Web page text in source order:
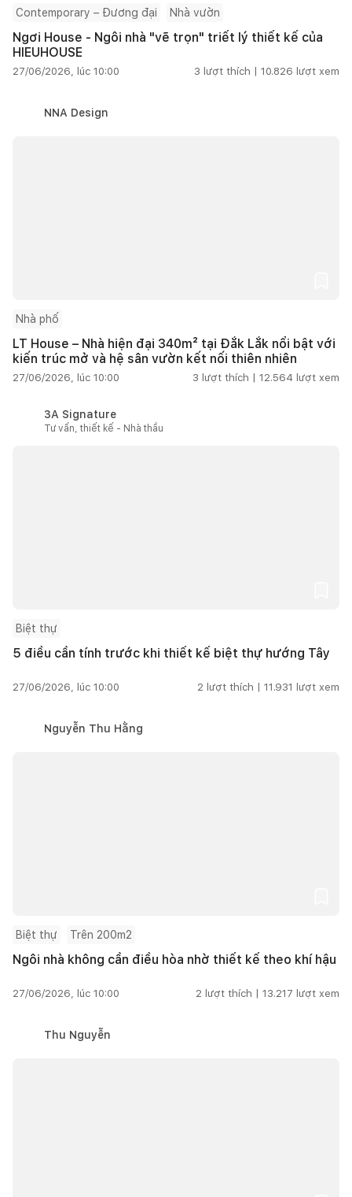
Contemporary – Đương đại Nhà vườn
Ngơi House - Ngôi nhà "vẽ trọn" triết lý thiết kế của
HIEUHOUSE
27/06/2026, lúc 10:00 3 lượt thích | 10.826 lượt xem
NNA Design
Nhà phố
LT House – Nhà hiện đại 340m² tại Đắk Lắk nổi bật với
kiến trúc mở và hệ sân vườn kết nối thiên nhiên
27/06/2026, lúc 10:00 3 lượt thích | 12.564 lượt xem
3A Signature
Tư vấn, thiết kế - Nhà thầu
Biệt thự
5 điều cần tính trước khi thiết kế biệt thự hướng Tây
27/06/2026, lúc 10:00 2 lượt thích | 11.931 lượt xem
Nguyễn Thu Hằng
Biệt thự Trên 200m2
Ngôi nhà không cần điều hòa nhờ thiết kế theo khí hậu
27/06/2026, lúc 10:00 2 lượt thích | 13.217 lượt xem
Thu Nguyễn